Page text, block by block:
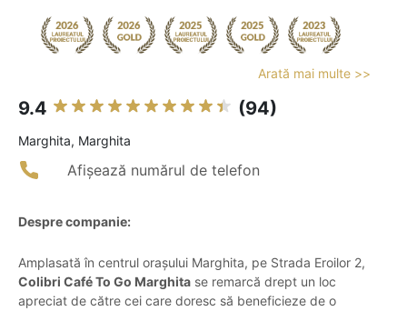
Arată mai multe >>
9.4 (94)
Marghita, Marghita
Afișează numărul de telefon
Despre companie:
Amplasată în centrul orașului Marghita, pe Strada Eroilor 2,
Colibri Café To Go Marghita se remarcă drept un loc
apreciat de către cei care doresc să beneficieze de o